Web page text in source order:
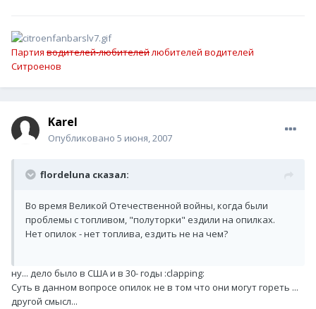
Партия водителей-любителейлюбителей водителей
Ситроенов
Karel
Опубликовано 5 июня, 2007
flordeluna сказал:
Во время Великой Отечественной войны, когда были
проблемы с топливом, "полуторки" ездили на опилках.
Нет опилок - нет топлива, ездить не на чем?
ну... дело было в США и в 30- годы :clapping:
Суть в данном вопросе опилок не в том что они могут гореть ...
другой смысл...